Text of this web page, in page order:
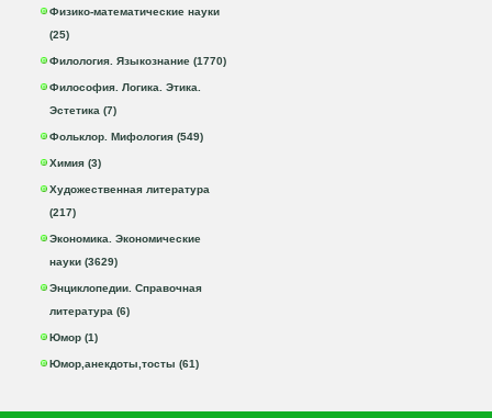
Физико-математические науки
(25)
Филология. Языкознание (1770)
Философия. Логика. Этика.
Эстетика (7)
Фольклор. Мифология (549)
Химия (3)
Художественная литература
(217)
Экономика. Экономические
науки (3629)
Энциклопедии. Справочная
литература (6)
Юмор (1)
Юмор,анекдоты,тосты (61)